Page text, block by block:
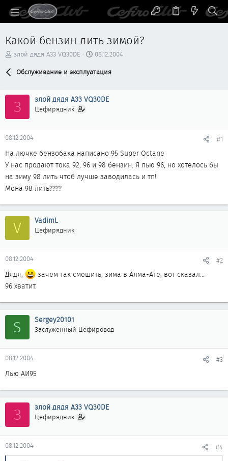
Какой бензин лить зимой?
А
т
е
м
ы
злой дядя A33 VQ30DE
Д
т
а
л
08.12.2004
Обслуживание и эксплуатация
З злой дядя A33 VQ30DE
Цефирядник
08.12.2004 #1
На лючке бензобака написано 95 Super Octane
У нас продают тока 92, 96 и 98 бензин. Я лью 96, но хотелось бы
на зиму 98 лить чтоб лучше заводилась и тп!
Мона 98 лить????
V VadimL
Цефирядник
08.12.2004 #2
Дядя,
зачем так смешить, зима в Алма-Ате, вот сказал...
96 хватит.
S Sergey20101
Заслуженный Цефировод
08.12.2004 #3
Лью АИ95
З злой дядя A33 VQ30DE
Цефирядник
08.12.2004 #4